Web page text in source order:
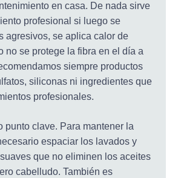
en casa. De nada sirve
profesional si luego se
agresivos, se aplica calor de
no se protege la fibra en el día a
siempre productos
siliconas ni ingredientes que
profesionales.
punto clave. Para mantener la
espaciar los lavados y
que no eliminen los aceites
cabelludo. También es